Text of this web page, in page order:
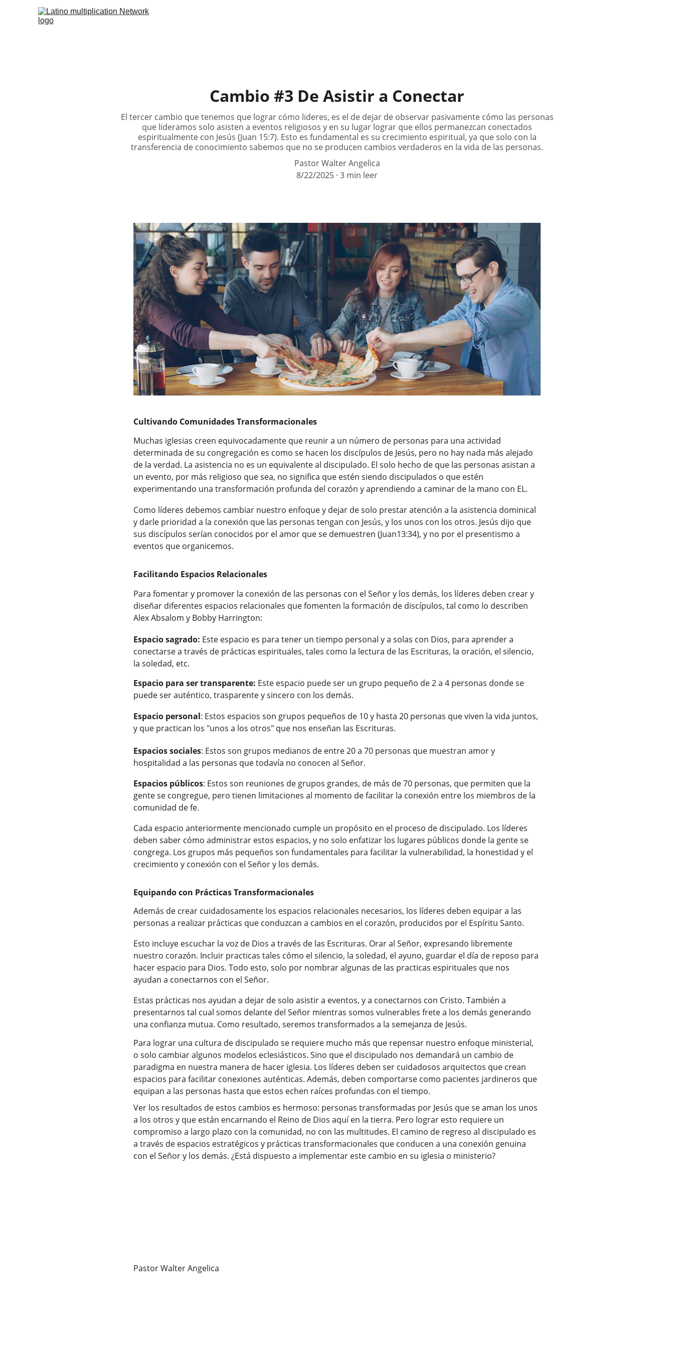
Cambio #3 De Asistir a Conectar
El tercer cambio que tenemos que lograr cómo lideres, es el de dejar de observar pasivamente cómo las personas
que lideramos solo asisten a eventos religiosos y en su lugar lograr que ellos permanezcan conectados
espiritualmente con Jesús (Juan 15:7). Esto es fundamental es su crecimiento espiritual, ya que solo con la
transferencia de conocimiento sabemos que no se producen cambios verdaderos en la vida de las personas.
Pastor Walter Angelica
8/22/2025 3 min leer
Cultivando Comunidades Transformacionales
Muchas iglesias creen equivocadamente que reunir a un número de personas para una actividad
determinada de su congregación es como se hacen los discípulos de Jesús, pero no hay nada más alejado
de la verdad. La asistencia no es un equivalente al discipulado. El solo hecho de que las personas asistan a
un evento, por más religioso que sea, no significa que estén siendo discipulados o que estén
experimentando una transformación profunda del corazón y aprendiendo a caminar de la mano con EL.
Como líderes debemos cambiar nuestro enfoque y dejar de solo prestar atención a la asistencia dominical
y darle prioridad a la conexión que las personas tengan con Jesús, y los unos con los otros. Jesús dijo que
sus discípulos serían conocidos por el amor que se demuestren (Juan13:34), y no por el presentismo a
eventos que organicemos.
Facilitando Espacios Relacionales
Para fomentar y promover la conexión de las personas con el Señor y los demás, los líderes deben crear y
diseñar diferentes espacios relacionales que fomenten la formación de discípulos, tal como lo describen
Alex Absalom y Bobby Harrington:
Espacio sagrado: Este espacio es para tener un tiempo personal y a solas con Dios, para aprender a
conectarse a través de prácticas espirituales, tales como la lectura de las Escrituras, la oración, el silencio,
la soledad, etc.
Espacio para ser transparente: Este espacio puede ser un grupo pequeño de 2 a 4 personas donde se
puede ser auténtico, trasparente y sincero con los demás.
Espacio personal: Estos espacios son grupos pequeños de 10 y hasta 20 personas que viven la vida juntos,
y que practican los "unos a los otros" que nos enseñan las Escrituras.
Espacios sociales: Estos son grupos medianos de entre 20 a 70 personas que muestran amor y
hospitalidad a las personas que todavía no conocen al Señor.
Espacios públicos: Estos son reuniones de grupos grandes, de más de 70 personas, que permiten que la
gente se congregue, pero tienen limitaciones al momento de facilitar la conexión entre los miembros de la
comunidad de fe.
Cada espacio anteriormente mencionado cumple un propósito en el proceso de discipulado. Los líderes
deben saber cómo administrar estos espacios, y no solo enfatizar los lugares públicos donde la gente se
congrega. Los grupos más pequeños son fundamentales para facilitar la vulnerabilidad, la honestidad y el
crecimiento y conexión con el Señor y los demás.
Equipando con Prácticas Transformacionales
Además de crear cuidadosamente los espacios relacionales necesarios, los líderes deben equipar a las
personas a realizar prácticas que conduzcan a cambios en el corazón, producidos por el Espíritu Santo.
Esto incluye escuchar la voz de Dios a través de las Escrituras. Orar al Señor, expresando libremente
nuestro corazón. Incluir practicas tales cómo el silencio, la soledad, el ayuno, guardar el día de reposo para
hacer espacio para Dios. Todo esto, solo por nombrar algunas de las practicas espirituales que nos
ayudan a conectarnos con el Señor.
Estas prácticas nos ayudan a dejar de solo asistir a eventos, y a conectarnos con Cristo. También a
presentarnos tal cual somos delante del Señor mientras somos vulnerables frete a los demás generando
una confianza mutua. Como resultado, seremos transformados a la semejanza de Jesús.
Para lograr una cultura de discipulado se requiere mucho más que repensar nuestro enfoque ministerial,
o solo cambiar algunos modelos eclesiásticos. Sino que el discipulado nos demandará un cambio de
paradigma en nuestra manera de hacer iglesia. Los líderes deben ser cuidadosos arquitectos que crean
espacios para facilitar conexiones auténticas. Además, deben comportarse como pacientes jardineros que
equipan a las personas hasta que estos echen raíces profundas con el tiempo.
Ver los resultados de estos cambios es hermoso: personas transformadas por Jesús que se aman los unos
a los otros y que están encarnando el Reino de Dios aquí en la tierra. Pero lograr esto requiere un
compromiso a largo plazo con la comunidad, no con las multitudes. El camino de regreso al discipulado es
a través de espacios estratégicos y prácticas transformacionales que conducen a una conexión genuina
con el Señor y los demás. ¿Está dispuesto a implementar este cambio en su iglesia o ministerio?
Pastor Walter Angelica